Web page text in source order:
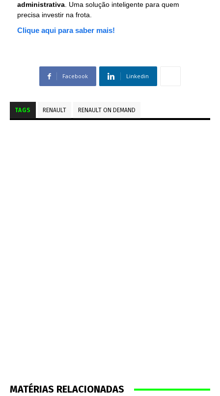
administrativa . Uma solução inteligente para quem
precisa investir na frota.
Clique aqui para saber mais!
Facebook Linkedin
TAGS RENAULT RENAULT ON DEMAND
MATÉRIAS RELACIONADAS